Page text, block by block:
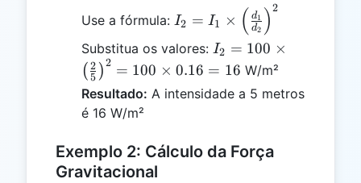
Use a fórmula: I_2 = I_1
\times
\left(\frac{d_1}
{d_2}\right)^2
I2 = I1 × ( d2
d1 )2
Substitua os valores: I_2 = 100
\times
\left(\frac{2}
{5}\right)^2
I2 = 100 ×
( 5
2 )2 = 100 × 0.16 = 16 W/m²
Resultado: A intensidade a 5 metros
é 16 W/m²
Exemplo 2: Cálculo da Força
Gravitacional